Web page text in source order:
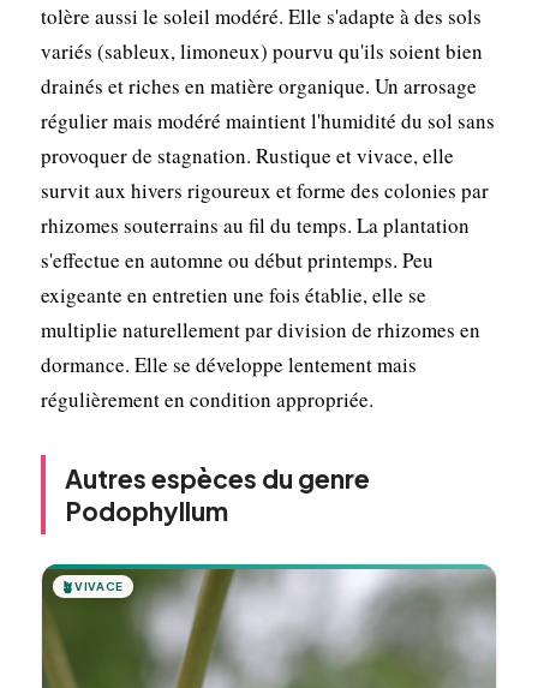
tolère aussi le soleil modéré. Elle s'adapte à des sols
variés (sableux, limoneux) pourvu qu'ils soient bien
drainés et riches en matière organique. Un arrosage
régulier mais modéré maintient l'humidité du sol sans
provoquer de stagnation. Rustique et vivace, elle
survit aux hivers rigoureux et forme des colonies par
rhizomes souterrains au fil du temps. La plantation
s'effectue en automne ou début printemps. Peu
exigeante en entretien une fois établie, elle se
multiplie naturellement par division de rhizomes en
dormance. Elle se développe lentement mais
régulièrement en condition appropriée.
Autres espèces du genre
Podophyllum
🪴VIVACE